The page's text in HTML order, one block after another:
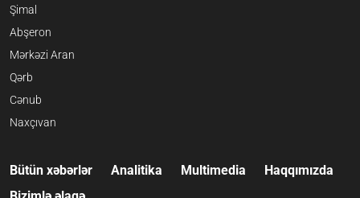
Şimal
Abşeron
Mərkəzi Aran
Qərb
Cənub
Naxçıvan
Bütün xəbərlər Analitika Multimedia
Haqqımızda